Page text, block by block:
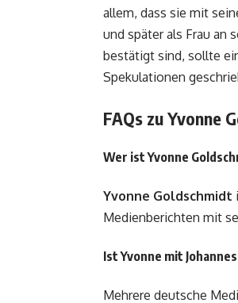
allem, dass sie mit
und später als Frau an
bestätigt sind, sollte
Spekulationen
FAQs zu Yvonne
Wer ist Yvonne
Yvonne Goldschmidt
Medienberichten mit
Ist Yvonne mit
Mehrere deutsche